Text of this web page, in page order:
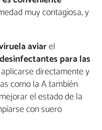
muy contagiosa, y
aviarel
desinfectantes para las
directamente y
como la A también
el estado de la
con suero